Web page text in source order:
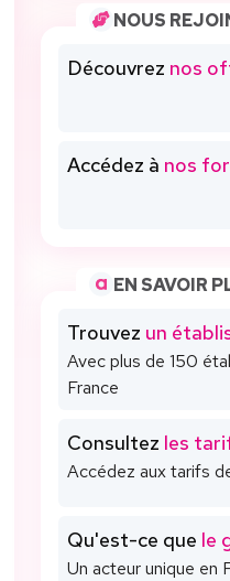
NOUS
Découvrez nos
Accédez à nos
EN SAVOIR
Trouvez un
Avec plus de 150
France
Consultez les
Accédez aux tarifs
Qu'est-ce que le
Un acteur unique en